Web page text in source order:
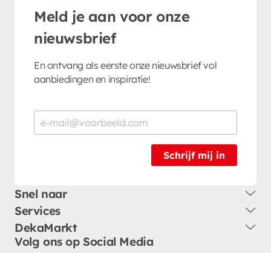
Meld je aan voor onze
nieuwsbrief
En ontvang als eerste onze nieuwsbrief vol
aanbiedingen en inspiratie!
Schrijf mij in
Snel naar
Services
DekaMarkt
Volg ons op Social Media